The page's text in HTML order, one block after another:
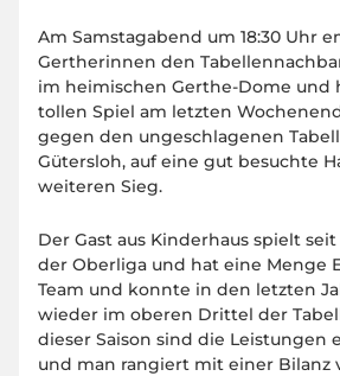
Am Samstagabend um 18:30 Uhr
Gertherinnen den
im heimischen Gerthe-Dome und
tollen Spiel am letzten
gegen den ungeschlagenen
Gütersloh, auf eine gut besuchte
weiteren Sieg.
Der Gast aus Kinderhaus spielt
der Oberliga und hat eine Menge
Team und konnte in den letzten
wieder im oberen Drittel der
dieser Saison sind die Leistungen
und man rangiert mit einer Bilanz